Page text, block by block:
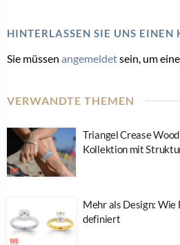
HINTERLASSEN SIE UNS EINEN
Sie müssen angemeldetsein, um
VERWANDTE THEMEN
Triangel Crease
Kollektion mit
Mehr als Design: Wie
definiert